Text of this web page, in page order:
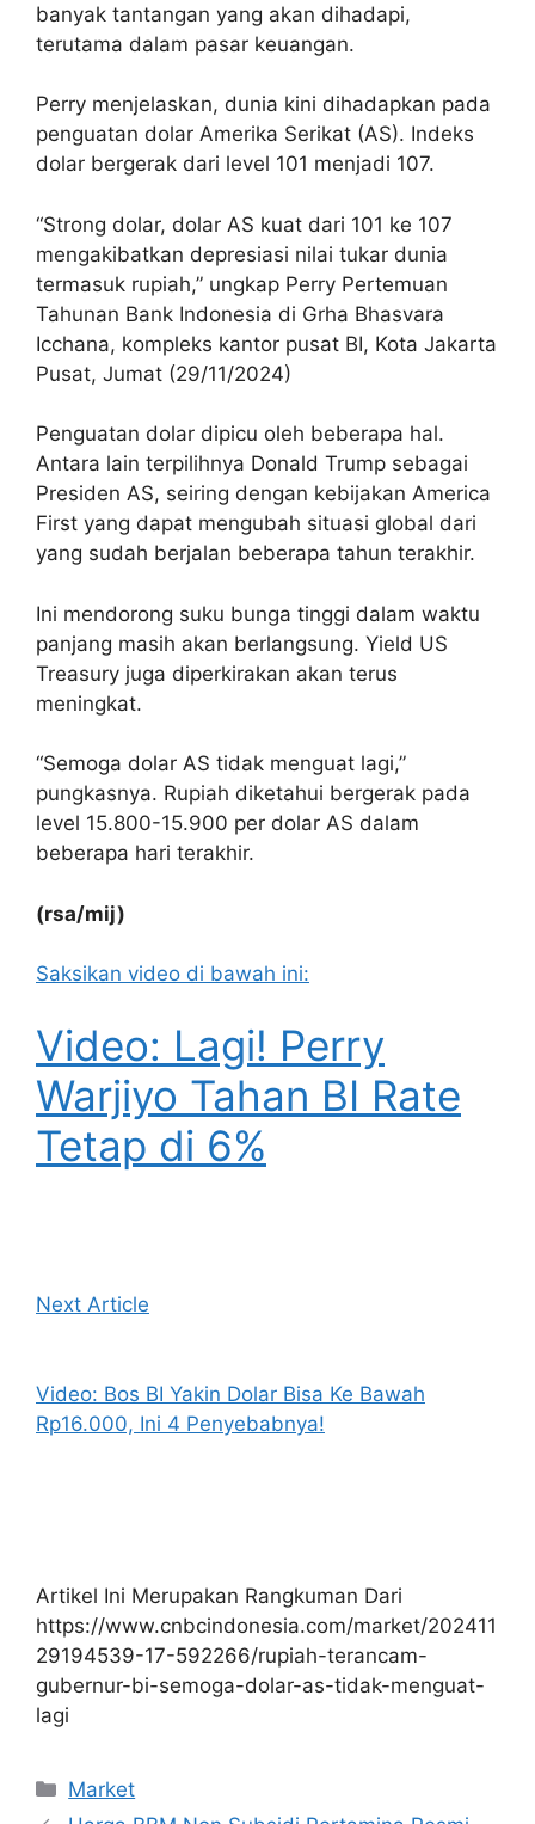
banyak tantangan yang akan dihadapi,
terutama dalam pasar keuangan.
Perry menjelaskan, dunia kini dihadapkan pada
penguatan dolar Amerika Serikat (AS). Indeks
dolar bergerak dari level 101 menjadi 107.
“Strong dolar, dolar AS kuat dari 101 ke 107
mengakibatkan depresiasi nilai tukar dunia
termasuk rupiah,” ungkap Perry Pertemuan
Tahunan Bank Indonesia di Grha Bhasvara
Icchana, kompleks kantor pusat BI, Kota Jakarta
Pusat, Jumat (29/11/2024)
Penguatan dolar dipicu oleh beberapa hal.
Antara lain terpilihnya Donald Trump sebagai
Presiden AS, seiring dengan kebijakan America
First yang dapat mengubah situasi global dari
yang sudah berjalan beberapa tahun terakhir.
Ini mendorong suku bunga tinggi dalam waktu
panjang masih akan berlangsung. Yield US
Treasury juga diperkirakan akan terus
meningkat.
“Semoga dolar AS tidak menguat lagi,”
pungkasnya. Rupiah diketahui bergerak pada
level 15.800-15.900 per dolar AS dalam
beberapa hari terakhir.
(rsa/mij)
Saksikan video di bawah ini:
Video: Lagi! Perry
Warjiyo Tahan BI Rate
Tetap di 6%
Next Article
Video: Bos BI Yakin Dolar Bisa Ke Bawah
Rp16.000, Ini 4 Penyebabnya!
Artikel Ini Merupakan Rangkuman Dari
https://www.cnbcindonesia.com/market/202411
29194539-17-592266/rupiah-terancam-
gubernur-bi-semoga-dolar-as-tidak-menguat-
lagi
Kategori
Market